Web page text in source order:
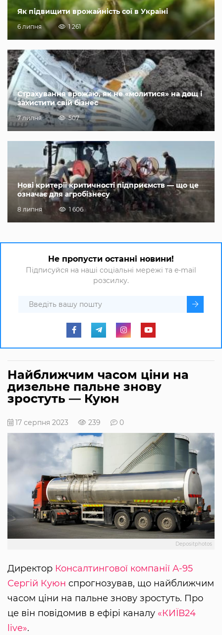
Як підвищити врожайність сої в Україні
6 липня 1 261
Страхування врожаю, як не «молитися» на дощ і
захистити свій бізнес
7 липня 507
Нові критерії критичності підприємств — що це
означає для агробізнесу
8 липня 1 606
Не пропусти останні новини!
Підписуйся на наші соціальні мережі та e-mail
розсилку.
Найближчим часом ціни на
дизельне пальне знову
зростуть — Куюн
17 серпня 2023 239 0
Depositphotos
Директор Консалтингової компанії А-95
Сергій Куюн спрогнозував, що найближчим
часом ціни на пальне знову зростуть. Про
це він повідомив в ефірі каналу «КИЇВ24
live».